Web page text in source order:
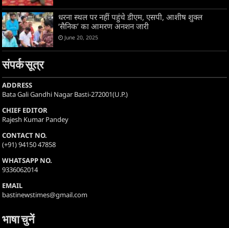
धरना स्थल पर नहीं पहुंचे डीएम, एसपी, आशीष शुक्ल
‘सैनिक’ का आमरण अनशन जारी
June 20, 2025
संपर्क सूत्र
ADDRESS
Bata Gali Gandhi Nagar Basti-272001(U.P.)
CHIEF EDITOR
Rajesh Kumar Pandey
CONTACT NO.
(+91) 94150 47858
WHATSAPP NO.
9336062014
EMAIL
bastinewstimes@gmail.com
भाषा चुनें